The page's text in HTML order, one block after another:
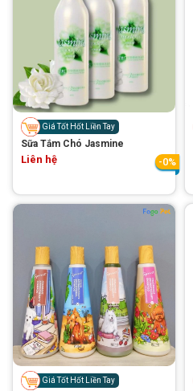
Giá Tốt Hốt Liền Tay
Sữa Tắm Chó Jasmine
Liên hệ -0%
Giá Tốt Hốt Liền Tay